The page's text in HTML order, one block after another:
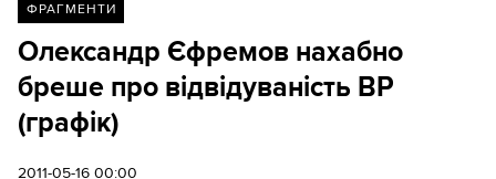
ФРАГМЕНТИ
Олександр Єфремов нахабно
бреше про відвідуваність ВР
(графік)
2011-05-16 00:00